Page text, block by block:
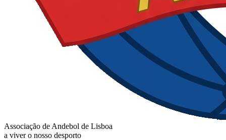
Associação de Andebol de Lisboa
a viver o nosso desporto